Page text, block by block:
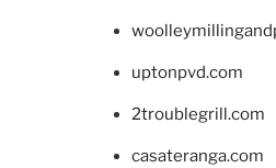
uptonpvd.com
2troublegrill.com
casateranga.com